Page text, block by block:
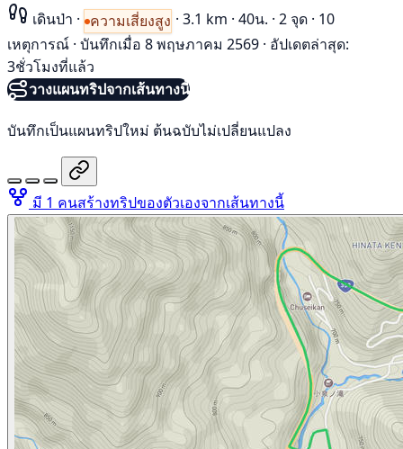
เดินป่า · ความเสี่ยงสูง · 3.1 km · 40น. · 2 จุด · 10
เหตุการณ์ · บันทึกเมื่อ 8 พฤษภาคม 2569 · อัปเดตล่าสุด:
3ชั่วโมงที่แล้ว
วางแผนทริปจากเส้นทางนี้
บันทึกเป็นแผนทริปใหม่ ต้นฉบับไม่เปลี่ยนแปลง
มี 1 คนสร้างทริปของตัวเองจากเส้นทางนี้